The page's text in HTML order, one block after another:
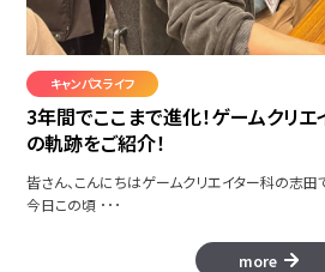
キャンパスライフ
3年間でここまで進化！ゲームクリ
の軌跡をご紹介！
皆さん、こんにちはゲームクリエイター科の志
今日この頃 ･･･
more